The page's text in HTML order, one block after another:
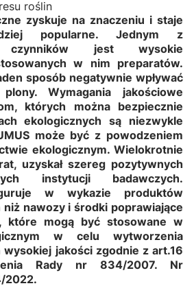
roślin
zyskuje na znaczeniu i staje
popularne. Jednym z
czynników jest wysokie
w nim preparatów.
sposób negatywnie wpływać
Wymagania jakościowe
których można bezpiecznie
ekologicznych są niezwykle
może być z powodzeniem
ekologicznym. Wielokrotnie
uzyskał szereg pozytywnych
instytucji badawczych.
w wykazie produktów
nawozy i środki poprawiające
które mogą być stosowane w
w celu wytworzenia
jakości zgodnie z art.16
Rady nr 834/2007. Nr
2022.